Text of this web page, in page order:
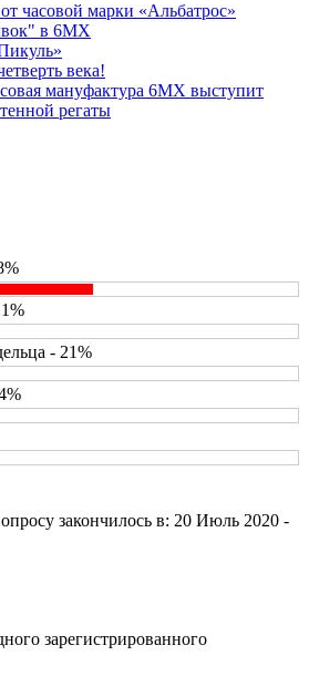
часовой марки «Альбатрос»
в 6МХ
века!
мануфактура 6МХ выступит
регаты
- 21%
закончилось в: 20 Июль 2020 -
зарегистрированного